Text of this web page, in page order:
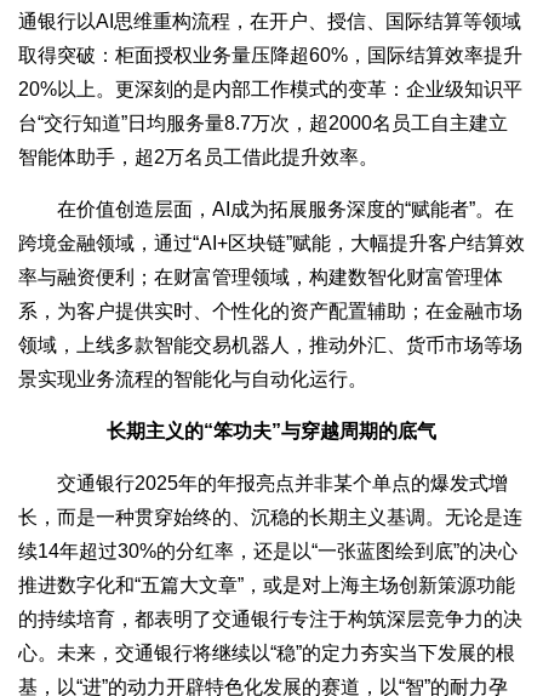
通银行以AI思维重构流程，在开户、授信、国际结算等领域
取得突破：柜面授权业务量压降超60%，国际结算效率提升
20%以上。更深刻的是内部工作模式的变革：企业级知识平
台“交行知道”日均服务量8.7万次，超2000名员工自主建立
智能体助手，超2万名员工借此提升效率。
在价值创造层面，AI成为拓展服务深度的“赋能者”。在
跨境金融领域，通过“AI+区块链”赋能，大幅提升客户结算效
率与融资便利；在财富管理领域，构建数智化财富管理体
系，为客户提供实时、个性化的资产配置辅助；在金融市场
领域，上线多款智能交易机器人，推动外汇、货币市场等场
景实现业务流程的智能化与自动化运行。
长期主义的“笨功夫”与穿越周期的底气
交通银行2025年的年报亮点并非某个单点的爆发式增
长，而是一种贯穿始终的、沉稳的长期主义基调。无论是连
续14年超过30%的分红率，还是以“一张蓝图绘到底”的决心
推进数字化和“五篇大文章”，或是对上海主场创新策源功能
的持续培育，都表明了交通银行专注于构筑深层竞争力的决
心。未来，交通银行将继续以“稳”的定力夯实当下发展的根
基，以“进”的动力开辟特色化发展的赛道，以“智”的耐力孕